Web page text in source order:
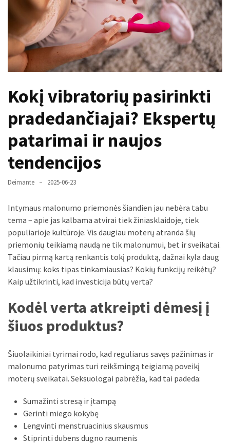
paplitę
Reduktorius
dujų
balionui:
detalė,
svarbos
nereikėtų
nuvertinti
Trys
pakeistos
bildesys
liko:
kaip
atpažinti,
kad
gedimo
neieškojo
Krovinių
Suomijos:
kiek
tikrųjų
trunka
pristatymas?
Kokį vibratorių pasirinkti
pradedančiajai? Ekspertų
patarimai ir naujos
tendencijos
Deimante 2025-06-23
Intymaus malonumo priemonės šiandien jau nebėra tabu
tema – apie jas kalbama atvirai tiek žiniasklaidoje, tiek
populiarioje kultūroje. Vis daugiau moterų atranda šių
priemonių teikiamą naudą ne tik malonumui, bet ir sveikatai.
Tačiau pirmą kartą renkantis tokį produktą, dažnai kyla daug
klausimų: koks tipas tinkamiausias? Kokių funkcijų reikėtų?
Kaip užtikrinti, kad investicija būtų verta?
Kodėl verta atkreipti dėmesį į
šiuos produktus?
Šiuolaikiniai tyrimai rodo, kad reguliarus savęs pažinimas ir
malonumo patyrimas turi reikšmingą teigiamą poveikį
moterų sveikatai. Seksuologai pabrėžia, kad tai padeda:
Sumažinti stresą ir įtampą
Gerinti miego kokybę
Lengvinti menstruacinius skausmus
Stiprinti dubens dugno raumenis